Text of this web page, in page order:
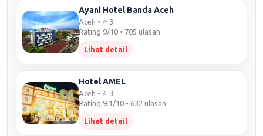
Ayani Hotel Banda Aceh
Aceh • ⭐ 3
Rating 9/10 • 705 ulasan
Lihat detail
Hotel AMEL
Aceh • ⭐ 3
Rating 9.1/10 • 632 ulasan
Lihat detail